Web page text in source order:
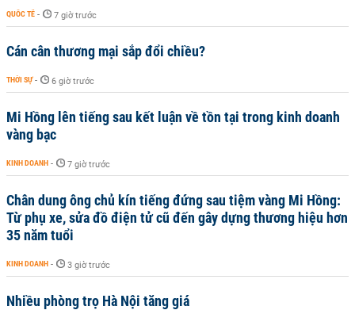
QUỐC TẾ - 7 giờ trước
Cán cân thương mại sắp đổi chiều?
THỜI SỰ - 6 giờ trước
Mi Hồng lên tiếng sau kết luận về tồn tại trong kinh doanh
vàng bạc
KINH DOANH - 7 giờ trước
Chân dung ông chủ kín tiếng đứng sau tiệm vàng Mi Hồng:
Từ phụ xe, sửa đồ điện tử cũ đến gây dựng thương hiệu hơn
35 năm tuổi
KINH DOANH - 3 giờ trước
Nhiều phòng trọ Hà Nội tăng giá